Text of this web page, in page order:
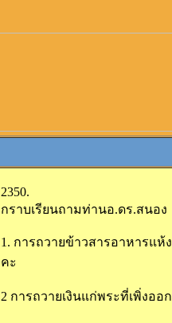
2350.
กราบเรียนถามท่านอ.ดร.สนอง
1. การถวายข้าวสารอาหารแ
คะ
2 การถวายเงินแก่พระที่เพิ่งอ